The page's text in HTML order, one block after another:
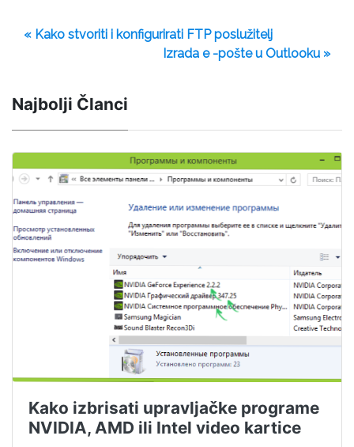
« Kako stvoriti i konfigurirati FTP poslužitelj
Izrada e -pošte u Outlooku »
Najbolji Članci
Kako izbrisati upravljačke programe
NVIDIA, AMD ili Intel video kartice